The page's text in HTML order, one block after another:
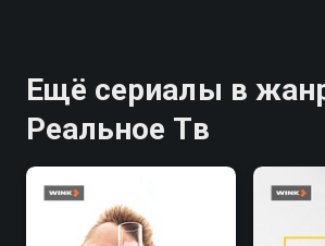
Ещё сериалы в
Реальное Тв